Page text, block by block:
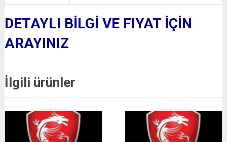
DETAYLI BİLGİ VE FIYAT İÇİN
ARAYINIZ
İlgili ürünler